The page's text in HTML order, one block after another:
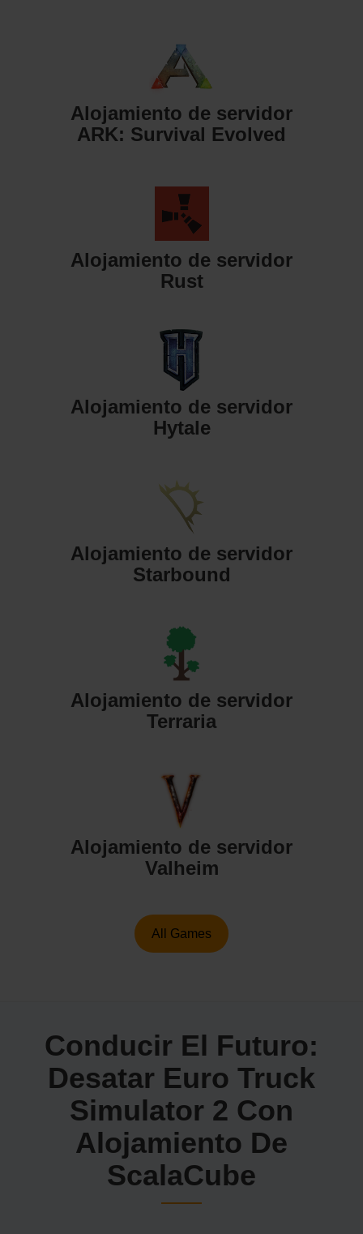
Alojamiento de servidor
ARK: Survival Evolved
Alojamiento de servidor
Rust
Alojamiento de servidor
Hytale
Alojamiento de servidor
Starbound
Alojamiento de servidor
Terraria
Alojamiento de servidor
Valheim
All Games
Conducir El Futuro:
Desatar Euro Truck
Simulator 2 Con
Alojamiento De
ScalaCube